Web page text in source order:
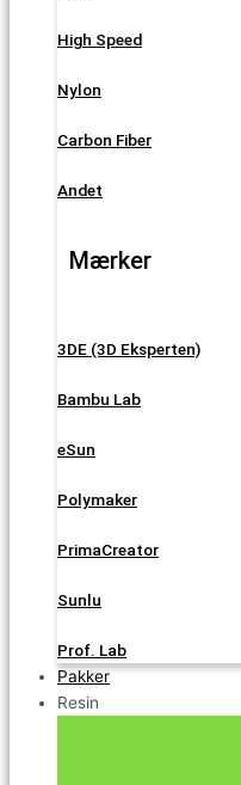
High Speed
Nylon
Carbon Fiber
Andet
Mærker
3DE (3D Eksperten)
Bambu Lab
eSun
Polymaker
PrimaCreator
Sunlu
Prof. Lab
Pakker
Resin